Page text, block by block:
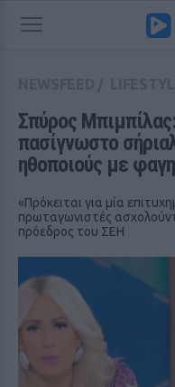
Σπύρος
πασίγνωστο
ηθοποιούς με
«Πρόκειται για μία
πρωταγωνιστές
πρόεδρος του ΣΕΗ